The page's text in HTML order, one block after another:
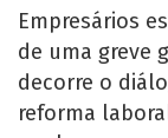
Empresários
de uma greve
decorre o
reforma